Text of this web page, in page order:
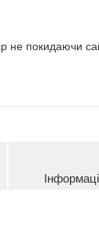
не покидаючи